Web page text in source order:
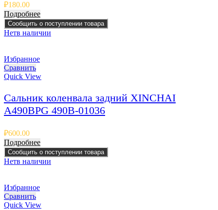
₽180.00
Подробнее
Сообщить о поступлении товара
Нетв наличии
Избранное
Сравнить
Quick View
Сальник коленвала задний XINCHAI
A490BPG 490B-01036
₽600.00
Подробнее
Сообщить о поступлении товара
Нетв наличии
Избранное
Сравнить
Quick View